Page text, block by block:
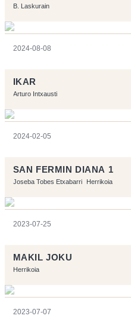
B. Laskurain
2024-08-08
IKAR
Arturo Intxausti
2024-02-05
SAN FERMIN DIANA 1
Joseba Tobes Etxabarri Herrikoia
2023-07-25
MAKIL JOKU
Herrikoia
2023-07-07